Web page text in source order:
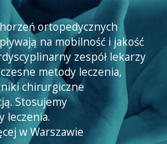
ortopedycznych
na mobilność i jakość
zespół lekarzy
metody leczenia,
chirurgiczne
Stosujemy
leczenia.
w Warszawie